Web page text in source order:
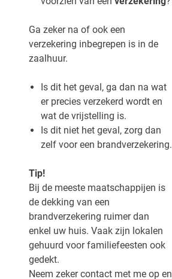
Ga zeker na of ook een
verzekering inbegrepen is in de
zaalhuur.
Is dit het geval, ga dan na wat
er precies verzekerd wordt en
wat de vrijstelling is.
Is dit niet het geval, zorg dan
zelf voor een brandverzekering.
Tip!
Bij de meeste maatschappijen is
de dekking van een
brandverzekering ruimer dan
enkel uw huis. Vaak zijn lokalen
gehuurd voor familiefeesten ook
gedekt.
Neem zeker contact met me op en